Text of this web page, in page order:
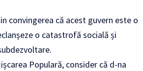
convingerea că acest guvern este o
o catastrofă socială și
Populară, consider că d-na